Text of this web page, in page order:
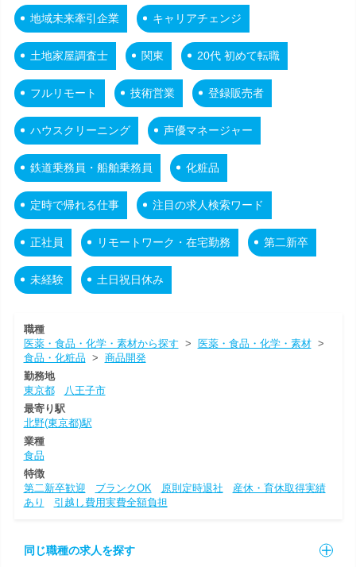
地域未来牽引企業 キャリアチェンジ
土地家屋調査士 関東 20代 初めて転職
フルリモート 技術営業 登録販売者
ハウスクリーニング 声優マネージャー
鉄道乗務員・船舶乗務員 化粧品
定時で帰れる仕事 注目の求人検索ワード
正社員 リモートワーク・在宅勤務 第二新卒
未経験 土日祝日休み
職種
医薬・食品・化学・素材から探す > 医薬・食品・化学・素材>
食品・化粧品 > 商品開発
勤務地
東京都
八王子市
最寄り駅
北野(東京都)駅
業種
食品
特徴
第二新卒歓迎
ブランクOK 原則定時退社
産休・育休取得実績
あり
引越し費用実費全額負担
同じ職種の求人を探す